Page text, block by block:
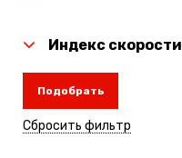
Индекс скорости
Подобрать
Сбросить фильтр